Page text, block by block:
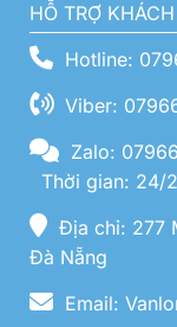
HỖ TRỢ
Hotline:
Viber:
Zalo:
Thời gian: 24/
Địa chỉ: 277
Đà Nẵng
Email: